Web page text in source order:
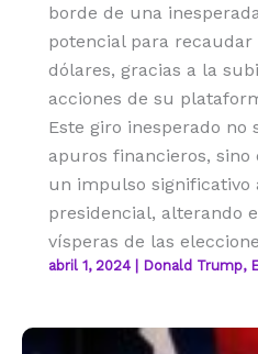
borde de una
potencial para
dólares, gracias a la
acciones de su
Este giro inesperado no
apuros financieros,
un impulso significativo
presidencial, alterando
vísperas de las
abril 1, 2024 | Donald Trump,